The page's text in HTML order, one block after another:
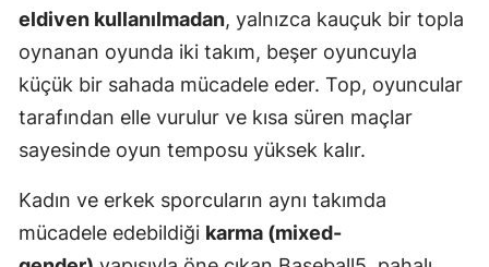
eldiven kullanılmadan, yalnızca kauçuk bir topla
oynanan oyunda iki takım, beşer oyuncuyla
küçük bir sahada mücadele eder. Top, oyuncular
tarafından elle vurulur ve kısa süren maçlar
sayesinde oyun temposu yüksek kalır.
Kadın ve erkek sporcuların aynı takımda
mücadele edebildiği karma (mixed-